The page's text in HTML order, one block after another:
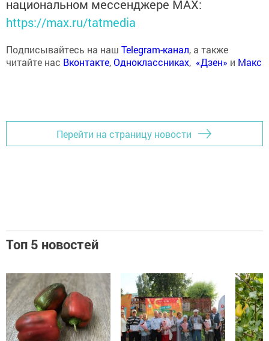
национальном мессенджере MАХ:
https://max.ru/tatmedia
Подписывайтесь на наш Telegram-канал, а также
читайте нас Вконтакте,Одноклассниках, «Дзен» и Макс
Перейти на страницу новости
Топ 5 новостей